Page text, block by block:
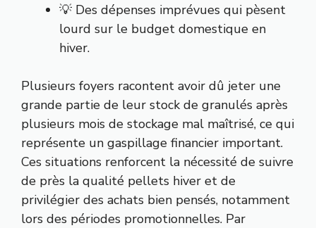
💡 Des dépenses imprévues qui pèsent
lourd sur le budget domestique en
hiver.
Plusieurs foyers racontent avoir dû jeter une
grande partie de leur stock de granulés après
plusieurs mois de stockage mal maîtrisé, ce qui
représente un gaspillage financier important.
Ces situations renforcent la nécessité de suivre
de près la qualité pellets hiver et de
privilégier des achats bien pensés, notamment
lors des périodes promotionnelles. Par